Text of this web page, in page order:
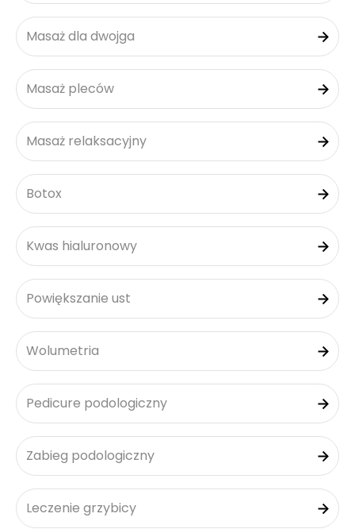
Masaż dla dwojga
Masaż pleców
Masaż relaksacyjny
Botox
Kwas hialuronowy
Powiększanie ust
Wolumetria
Pedicure podologiczny
Zabieg podologiczny
Leczenie grzybicy